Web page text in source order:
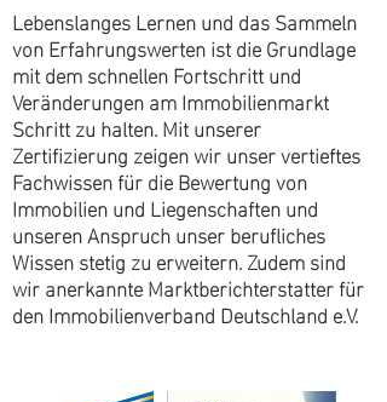
Lebenslanges Lernen und das Sammeln
von Erfahrungswerten ist die Grundlage
mit dem schnellen Fortschritt und
Veränderungen am Immobilienmarkt
Schritt zu halten. Mit unserer
Zertifizierung zeigen wir unser vertieftes
Fachwissen für die Bewertung von
Immobilien und Liegenschaften und
unseren Anspruch unser berufliches
Wissen stetig zu erweitern. Zudem sind
wir anerkannte Marktberichterstatter für
den Immobilienverband Deutschland e.V.